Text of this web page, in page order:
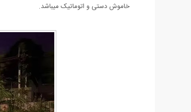
خاموش دستی و اتوماتیک میباشد.